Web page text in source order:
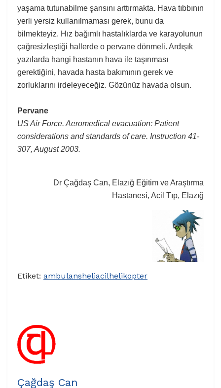
yaşama tutunabilme şansını arttırmakta. Hava tıbbının
yerli yersiz kullanılmaması gerek, bunu da
bilmekteyiz. Hız bağımlı hastalıklarda ve karayolunun
çağresizleştiği hallerde o pervane dönmeli. Ardışık
yazılarda hangi hastanın hava ile taşınması
gerektiğini, havada hasta bakımının gerek ve
zorluklarını irdeleyeceğiz. Gözünüz havada olsun.
Pervane
US Air Force. Aeromedical evacuation: Patient
considerations and standards of care. Instruction 41-
307, August 2003.
Dr Çağdaş Can, Elazığ Eğitim ve Araştırma
Hastanesi, Acil Tıp, Elazığ
Etiket: ambulansheliacilhelikopter
Çağdaş Can